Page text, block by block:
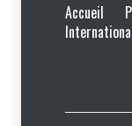
Accueil